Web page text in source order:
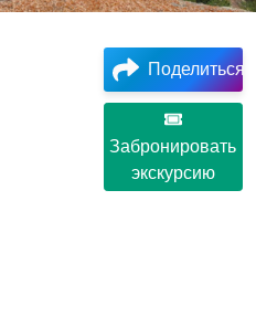
Поделиться
Забронировать
экскурсию